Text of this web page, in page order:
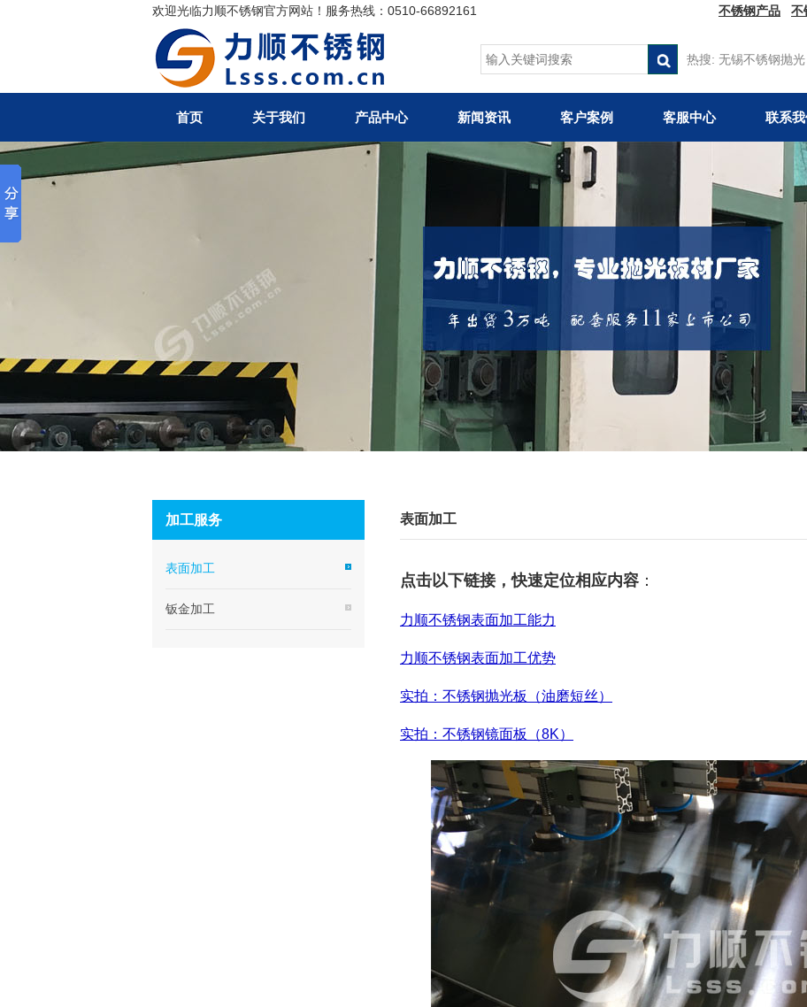
欢迎光临力顺不锈钢官方网站！服务热线：0510-66892161 不锈钢产品 不
搜索 热搜: 无锡不锈钢抛光
首页 关于我们 产品中心 新闻资讯 客户案例 客服中心 联系
表面加工
点击以下链接，快速定位相应内容 ：
力顺不锈钢表面加工能力
力顺不锈钢表面加工优势
实拍：不锈钢抛光板（油磨短丝）
实拍：不锈钢镜面板（8K）
加工服务
表面加工
钣金加工